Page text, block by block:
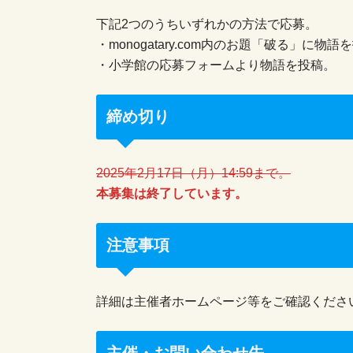
下記2つのうちいずれかの方法で応募。
・monogatary.com内のお題「破る」に物語
・小学館の応募フォームより物語を投稿。
締め切り
2025年2月17日（月）14:59まで。
本募集は終了しています。
注意事項
詳細は主催者ホームページ等をご確認くださ